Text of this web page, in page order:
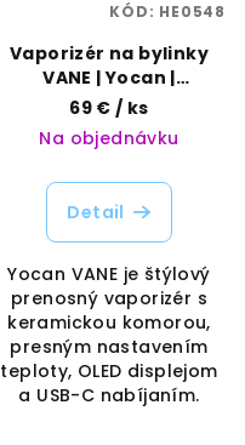
Vaporizér na bylinky
VANE | Yocan |
Vaporama
69 €/ ks
Na objednávku
Detail
Yocan VANE je štýlový
prenosný vaporizér s
keramickou komorou,
presným nastavením
teploty, OLED displejom
a USB-C nabíjaním.
KÓD: HE0548